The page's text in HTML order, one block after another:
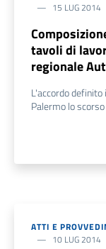
15 LUG 2014
tavoli di
regionale
L'accordo
Palermo lo
ATTI E
10 LUG 2014